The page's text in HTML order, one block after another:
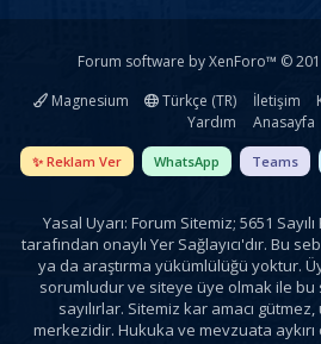
Forum software by XenForo™ ©
Magnesium
Türkçe (TR) İletişim
Yardım
Anasayfa
✨ Reklam Ver WhatsApp Teams
Yasal Uyarı: Forum Sitemiz; 5651
tarafından onaylı Yer Sağlayıcı'dır. Bu
ya da araştırma yükümlülüğü yoktur.
sorumludur ve siteye üye olmak ile
sayılırlar. Sitemiz kar amacı
merkezidir. Hukuka ve mevzuata